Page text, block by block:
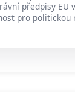
předpisy EU
pro politickou